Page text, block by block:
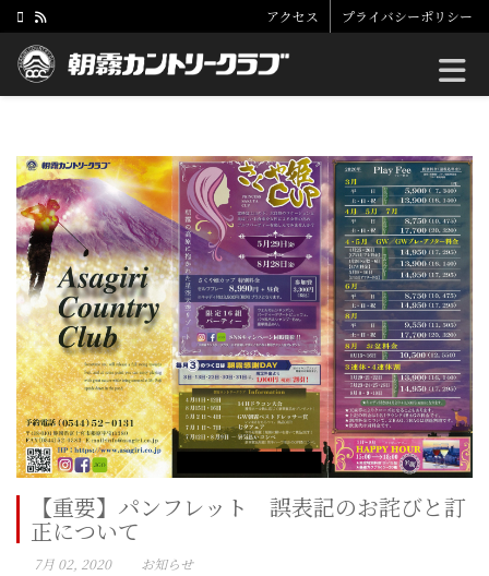
アクセス プライバシーポリシー
【重要】パンフレット 誤表記のお詫びと訂
正について
7月 02, 2020 お知らせ